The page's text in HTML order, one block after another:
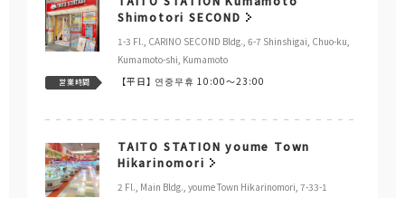
Shimotori SECOND
1-3 Fl., CARINO SECOND Bldg., 6-7 Shinshigai, Chuo-ku,
Kumamoto-shi, Kumamoto
営業時間 【平日】 연중무휴 10:00～23:00
TAITO STATION youme Town
Hikarinomori
2 Fl., Main Bldg., youme Town Hikarinomori, 7-33-1